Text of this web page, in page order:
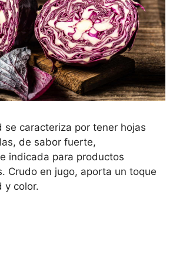
se caracteriza por tener hojas
de sabor fuerte,
indicada para productos
Crudo en jugo, aporta un toque
y color.